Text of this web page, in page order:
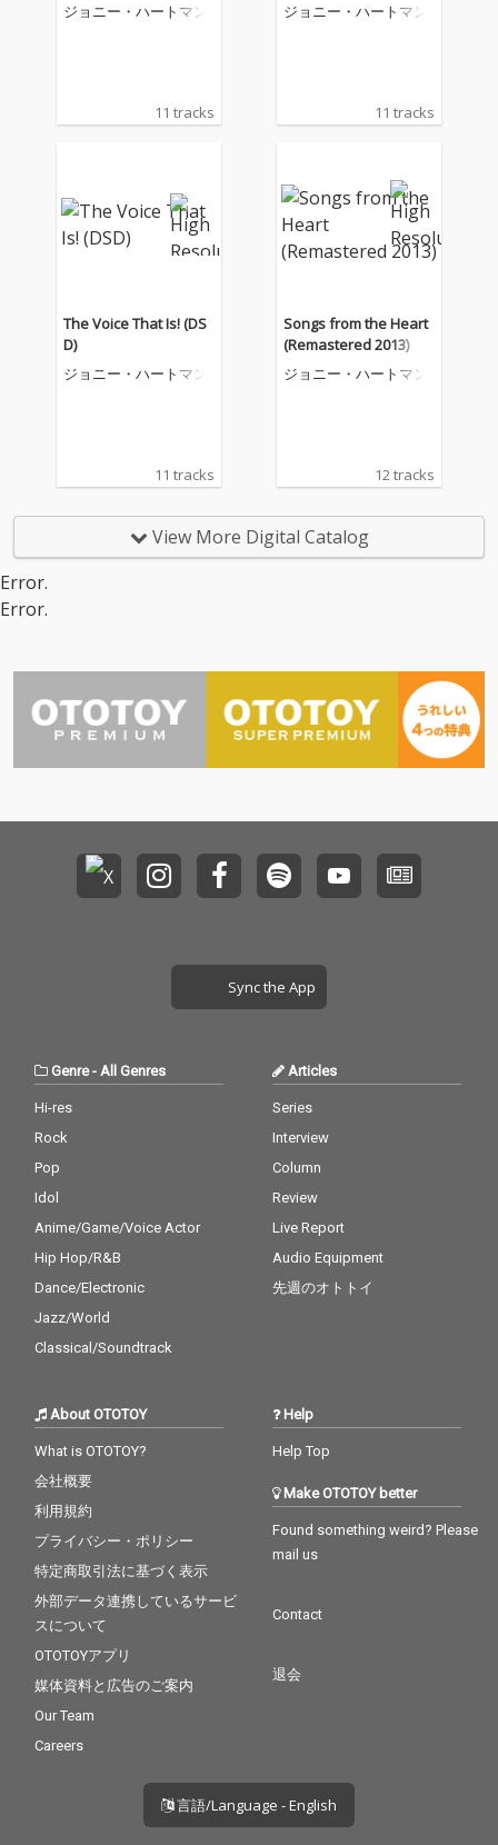
ジョニー・ハートマン
11 tracks
ジョニー・ハートマン
11 tracks
The Voice That Is! (DS
D)
ジョニー・ハートマン
11 tracks
Songs from the Heart
(Remastered 2013)
ジョニー・ハートマン
12 tracks
View More Digital Catalog
Error.
Error.
Sync the App
Genre- All Genres
Hi-res
Rock
Pop
Idol
Anime/Game/Voice Actor
Hip Hop/R&B
Dance/Electronic
Jazz/World
Classical/Soundtrack
Articles
Series
Interview
Column
Review
Live Report
Audio Equipment
先週のオトトイ
About OTOTOY
What is OTOTOY?
会社概要
利用規約
プライバシー・ポリシー
特定商取引法に基づく表示
外部データ連携しているサービ
スについて
OTOTOYアプリ
媒体資料と広告のご案内
Our Team
Careers
Help
Help Top
Make OTOTOY better
Found something weird? Please
mail us
Contact
退会
言語/Language - English